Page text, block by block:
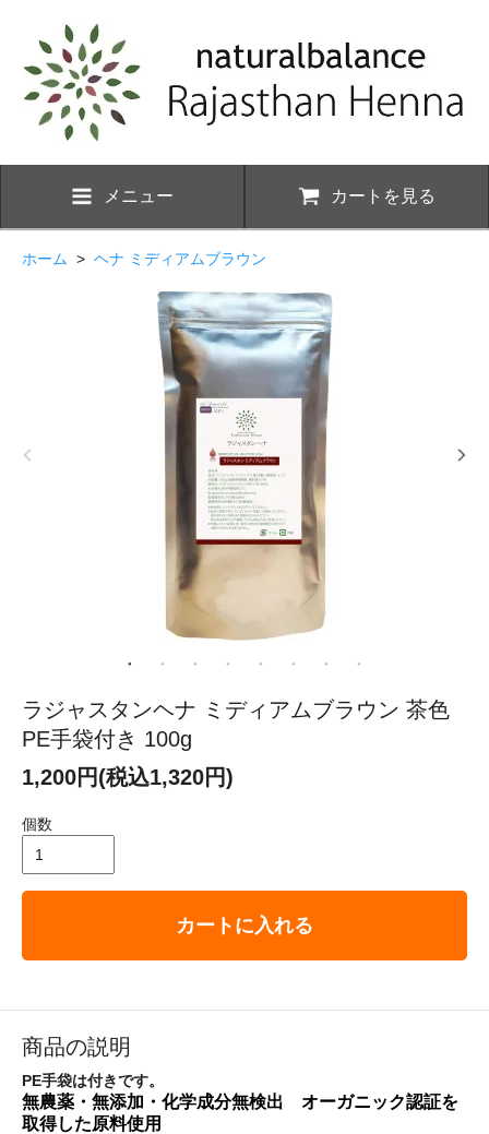
メニュー カートを見る
ホーム > ヘナ ミディアムブラウン
ラジャスタンヘナ ミディアムブラウン 茶色
PE手袋付き 100g
1,200円(税込1,320円)
個数
カートに入れる
商品の説明
PE手袋は付きです。
無農薬・無添加・化学成分無検出 オーガニック認証を
取得した原料使用